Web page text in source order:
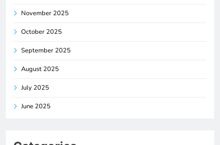
November 2025
October 2025
September 2025
August 2025
July 2025
June 2025